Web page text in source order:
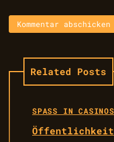
Related Posts
SPASS IN CASINOS
Öffentlichkeit